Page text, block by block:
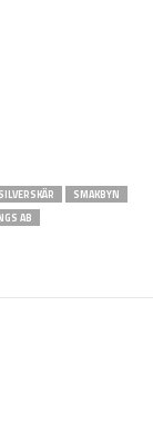
SILVERSKÄR
SMAKBYN
AB